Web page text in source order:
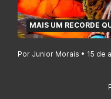
MAIS UM RECORDE
Por Junior Morais • 15 de